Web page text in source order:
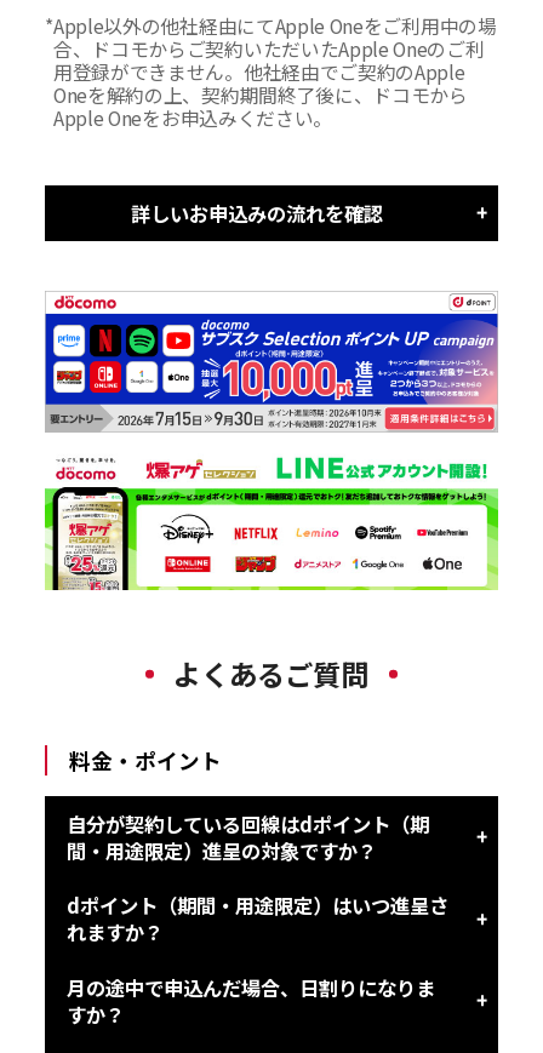
*Apple以外の他社経由にてApple Oneをご利用中の場
合、ドコモからご契約いただいたApple Oneのご利
用登録ができません。他社経由でご契約のApple
Oneを解約の上、契約期間終了後に、ドコモから
Apple Oneをお申込みください。
詳しいお申込みの流れを確認
よくあるご質問
料金・ポイント
自分が契約している回線はdポイント（期
間・用途限定）進呈の対象ですか？
dポイント（期間・用途限定）はいつ進呈さ
れますか？
月の途中で申込んだ場合、日割りになりま
すか？